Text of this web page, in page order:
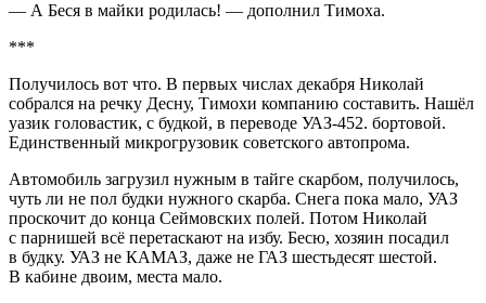
— А Беся в майки родилась! — дополнил Тимоха.
***
Получилось вот что. В первых числах декабря Николай
собрался на речку Десну, Тимохи компанию составить. Нашёл
уазик головастик, с будкой, в переводе УАЗ-452. бортовой.
Единственный микрогрузовик советского автопрома.
Автомобиль загрузил нужным в тайге скарбом, получилось,
чуть ли не пол будки нужного скарба. Снега пока мало, УАЗ
проскочит до конца Сеймовских полей. Потом Николай
с парнишей всё перетаскают на избу. Бесю, хозяин посадил
в будку. УАЗ не КАМАЗ, даже не ГАЗ шестьдесят шестой.
В кабине двоим, места мало.